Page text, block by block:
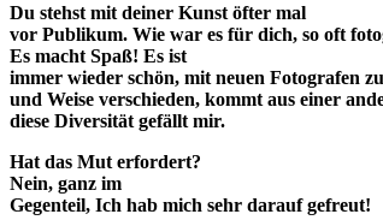
Du stehst mit deiner Kunst öfter mal
vor Publikum. Wie war es für dich, so oft
Es macht Spaß! Es ist
immer wieder schön, mit neuen Fotografen
und Weise verschieden, kommt aus einer
diese Diversität gefällt mir.
Hat das Mut erfordert?
Nein, ganz im
Gegenteil, Ich hab mich sehr darauf gefreut!